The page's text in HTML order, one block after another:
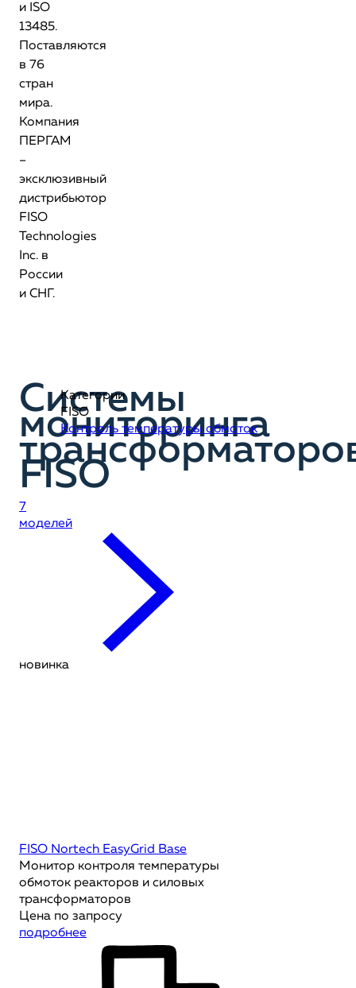
и ISO
13485.
Поставляются
в 76
стран
мира.
Компания
ПЕРГАМ
–
эксклюзивный
дистрибьютор
FISO
Technologies
Inc. в
России
и СНГ.
Системы
мониторинга
FISO
7
моделей
новинка
FISO Nortech EasyGrid Base
Монитор контроля температуры
обмоток реакторов и силовых
трансформаторов
Цена по запросу
подробнее
Категории
FISO
Контроль температуры обмоток